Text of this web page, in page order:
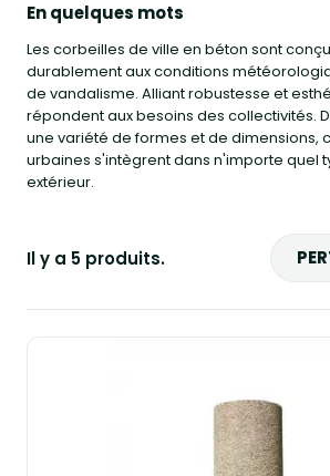
En quelques mots
Les corbeilles de ville en béton sont
durablement aux conditions
de vandalisme. Alliant robustesse et
répondent aux besoins des collectivités.
une variété de formes et de dimensions,
urbaines s'intègrent dans n'importe quel
extérieur.
Il y a 5 produits.
Pertinence
Nom, Z à A
Prix, croissant